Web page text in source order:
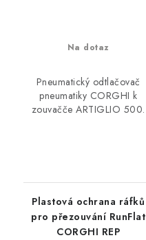
Na dotaz
Pneumatický odtlačovač
pneumatiky CORGHI k
zouvačče ARTIGLIO 500.
Plastová ochrana ráfků
pro přezouvání RunFlat
CORGHI REP